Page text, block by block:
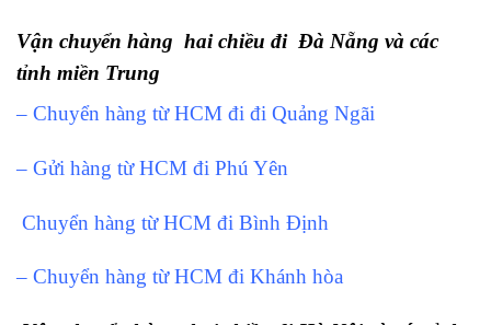
Vận chuyển hàng hai chiều đi Đà Nẵng và các
tỉnh miền Trung
– Chuyển hàng từ HCM đi đi Quảng Ngãi
– Gửi hàng từ HCM đi Phú Yên
Chuyển hàng từ HCM đi Bình Định
– Chuyển hàng từ HCM đi Khánh hòa